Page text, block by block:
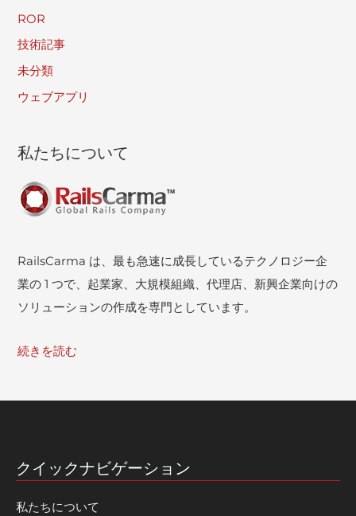
ROR
技術記事
未分類
ウェブアプリ
私たちについて
RailsCarma は、最も急速に成長しているテクノロジー企
業の 1 つで、起業家、大規模組織、代理店、新興企業向けの
ソリューションの作成を専門としています。
続きを読む
クイックナビゲーション
私たちについて